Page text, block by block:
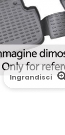
Ingrandisci